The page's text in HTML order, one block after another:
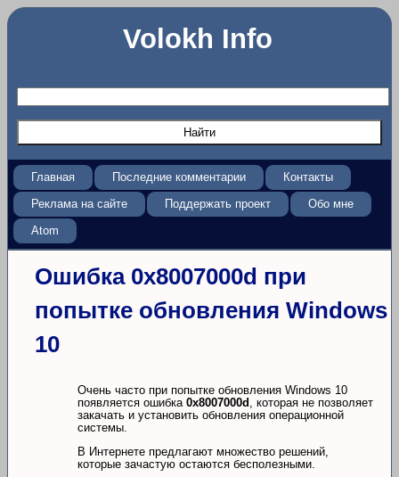
Volokh Info
Главная Последние комментарии
Контакты
Реклама на сайте
Поддержать проект
Обо мне
Atom
Ошибка 0x8007000d при
попытке обновления Windows
10
Очень часто при попытке обновления Windows 10
появляется ошибка 0x8007000d
, которая не позволяет
закачать и установить обновления операционной
системы.
В Интернете предлагают множество решений,
которые зачастую остаются бесполезными.